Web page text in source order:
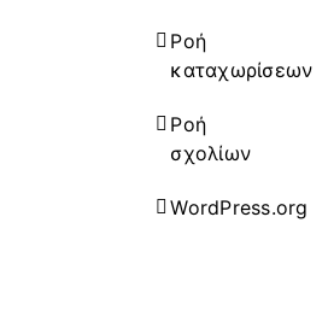
Ροή
καταχωρίσεων
Ροή
σχολίων
WordPress.org